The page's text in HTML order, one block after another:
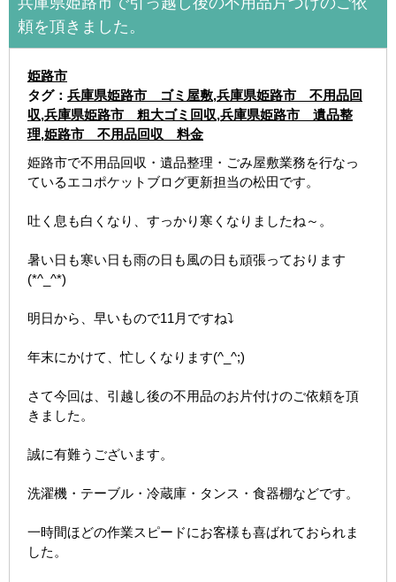
頼を頂きました。
姫路市
タグ： 兵庫県姫路市 ゴミ屋敷,兵庫県姫路市 不用品回
収,兵庫県姫路市 粗大ゴミ回収,兵庫県姫路市 遺品整
理,姫路市 不用品回収 料金
姫路市で不用品回収・遺品整理・ごみ屋敷業務を行なっ
ているエコポケットブログ更新担当の松田です。
吐く息も白くなり、すっかり寒くなりましたね～。
暑い日も寒い日も雨の日も風の日も頑張っております
(*^_^*)
明日から、早いもので11月ですね⤵
年末にかけて、忙しくなります(^_^;)
さて今回は、引越し後の不用品のお片付けのご依頼を頂
きました。
誠に有難うございます。
洗濯機・テーブル・冷蔵庫・タンス・食器棚などです。
一時間ほどの作業スピードにお客様も喜ばれておられま
した。